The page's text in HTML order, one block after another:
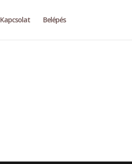
Kapcsolat Belépés